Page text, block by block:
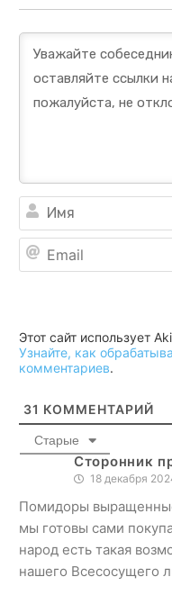
Этот сайт использует
Узнайте, как
комментариев.
31 КОММЕНТАРИЙ
Старые
Сторонник
18 декабря
Помидоры
мы готовы сами
народ есть такая
нашего Всесосущего